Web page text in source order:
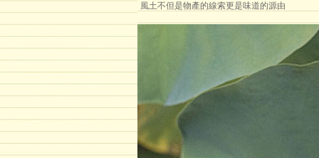
風土不但是物產的線索更是味道的源由